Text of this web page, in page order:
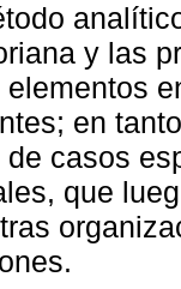
y las
en
casos
que